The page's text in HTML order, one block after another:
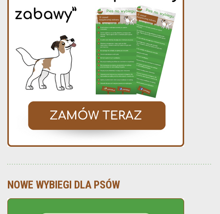
NOWE WYBIEGI DLA PSÓW